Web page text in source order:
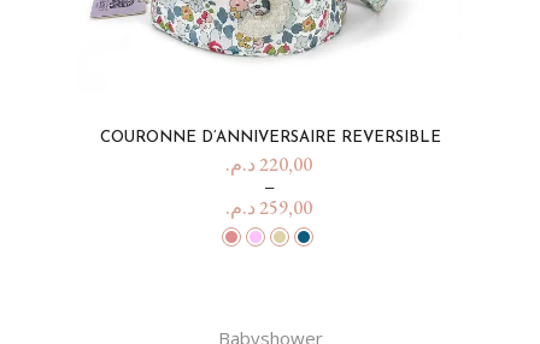
COURONNE D’ANNIVERSAIRE REVERSIBLE
220,00د.م.
–
259,00د.م.
Babyshower